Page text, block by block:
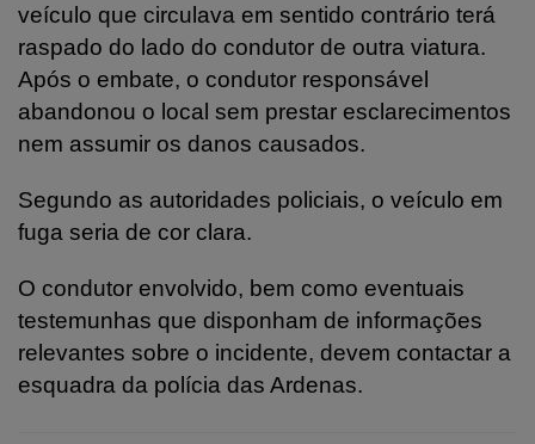
veículo que circulava em sentido contrário terá
raspado do lado do condutor de outra viatura.
Após o embate, o condutor responsável
abandonou o local sem prestar esclarecimentos
nem assumir os danos causados.
Segundo as autoridades policiais, o veículo em
fuga seria de cor clara.
O condutor envolvido, bem como eventuais
testemunhas que disponham de informações
relevantes sobre o incidente, devem contactar a
esquadra da polícia das Ardenas.